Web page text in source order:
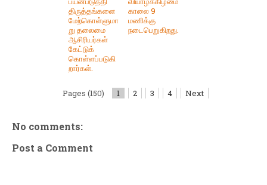
திருத்தங்களை
மேற்கொள்ளுமா
று தலைமை
ஆசிரியர்கள்
கேட்டுக்
கொள்ளப்படுகி
றார்கள்.
காலை 9
மணிக்கு
நடைபெறுகிறது.
Pages (150) 1 2 3 4 Next
No comments:
Post a Comment